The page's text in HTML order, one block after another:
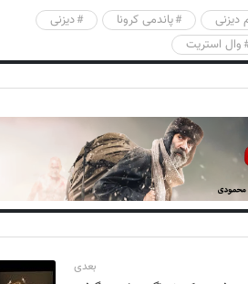
پاندمی کرونا
دیزنی
وال استریت
بعدی